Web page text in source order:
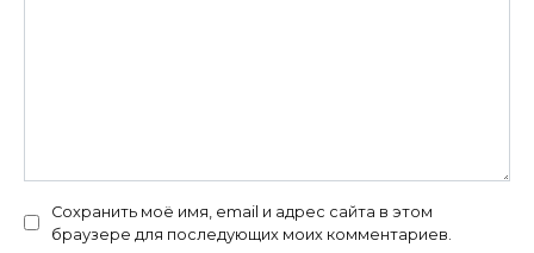
Сохранить моё имя, email и адрес сайта в этом
браузере для последующих моих комментариев.